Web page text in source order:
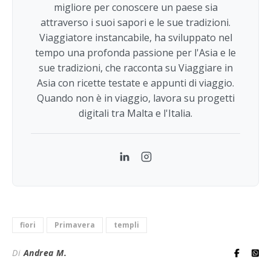
migliore per conoscere un paese sia
attraverso i suoi sapori e le sue tradizioni.
Viaggiatore instancabile, ha sviluppato nel
tempo una profonda passione per l'Asia e le
sue tradizioni, che racconta su Viaggiare in
Asia con ricette testate e appunti di viaggio.
Quando non è in viaggio, lavora su progetti
digitali tra Malta e l'Italia.
LinkedInInstagram
fiori Primavera templi
DiAndrea M.